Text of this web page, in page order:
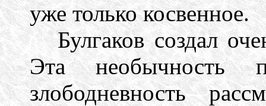
уже только косвенное.
Булгаков создал
Эта необычность
злободневность